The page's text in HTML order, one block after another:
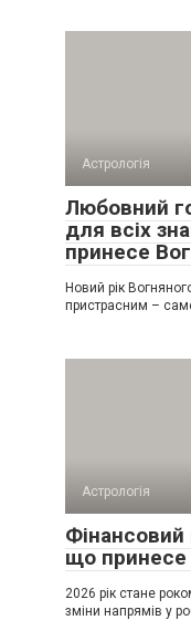
Астрологія
Любовний
для всіх
принесе
Новий рік
пристрасним –
Астрологія
Фінансовий
що принесе
2026 рік стане
зміни напрямів у